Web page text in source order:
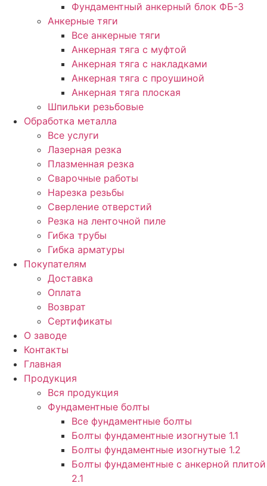
Фундаментный анкерный блок ФБ-3
Анкерные тяги
Все анкерные тяги
Анкерная тяга с муфтой
Анкерная тяга с накладками
Анкерная тяга с проушиной
Анкерная тяга плоская
Шпильки резьбовые
Обработка металла
Все услуги
Лазерная резка
Плазменная резка
Сварочные работы
Нарезка резьбы
Сверление отверстий
Резка на ленточной пиле
Гибка трубы
Гибка арматуры
Покупателям
Доставка
Оплата
Возврат
Сертификаты
О заводе
Контакты
Главная
Продукция
Вся продукция
Фундаментные болты
Все фундаментные болты
Болты фундаментные изогнутые 1.1
Болты фундаментные изогнутые 1.2
Болты фундаментные с анкерной плитой
2.1